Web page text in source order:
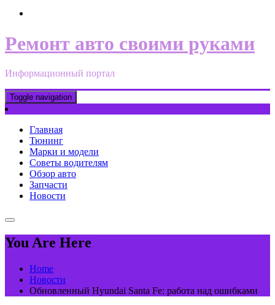
Ремонт авто своими руками
Информационный портал
Toggle navigation
Главная
Тюнинг
Марки и модели
Советы водителям
Обзор авто
Запчасти
Новости
You Are Here
Home
Новости
Обновленный Hyundai Santa Fe: работа над ошибками